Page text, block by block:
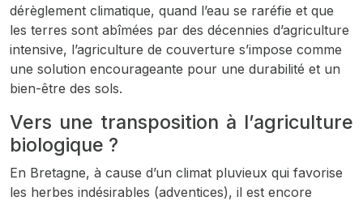
dérèglement climatique, quand l’eau se raréfie et que
les terres sont abîmées par des décennies d’agriculture
intensive, l’agriculture de couverture s’impose comme
une solution encourageante pour une durabilité et un
bien-être des sols.
Vers une transposition à l’agriculture
biologique ?
En Bretagne, à cause d’un climat pluvieux qui favorise
les herbes indésirables (adventices), il est encore